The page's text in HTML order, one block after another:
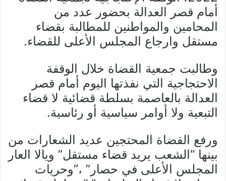
أمام قصر العدالة بحضور عدد من
المحامين والمواطنين للمطالبة بقضاء
مستقل وارجاع المجلس الأعلى للقضاء.
وطالبت جمعية القضاة خلال الوقفة
الاحتجاجية التي نفذتها اليوم أمام قصر
العدالة بالعاصمة بسلطة قضائية لا قضاء
التبعية ولا أوامر سياسية أو رئاسية.
ورفع القضاة المحتجين عديد الشعارات من
بينها “الشعب يريد قضاء مستقل” ويالا العار
المجلس الأعلى في حصار” ،”وحريات